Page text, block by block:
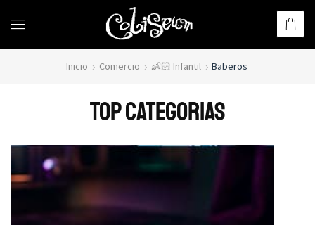
Inicio Comercio 👶🏻 Infantil Baberos
TOP CATEGORIAS